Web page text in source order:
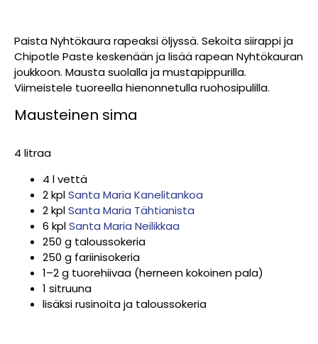
Paista Nyhtökaura rapeaksi öljyssä. Sekoita siirappi ja
Chipotle Paste keskenään ja lisää rapean Nyhtökauran
joukkoon. Mausta suolalla ja mustapippurilla.
Viimeistele tuoreella hienonnetulla ruohosipulilla.
Mausteinen sima
4 litraa
4 l vettä
2 kplSanta Maria Kanelitankoa
2 kplSanta Maria Tähtianista
6 kplSanta Maria Neilikkaa
250 g taloussokeria
250 g fariinisokeria
1–2 g tuorehiivaa (herneen kokoinen pala)
1 sitruuna
lisäksi rusinoita ja taloussokeria